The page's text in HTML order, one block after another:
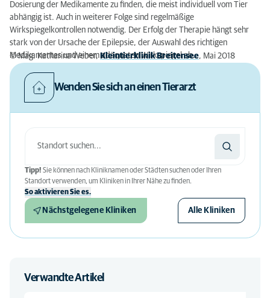
Dosierung der Medikamente zu finden, die meist individuell vom Tier
abhängig ist. Auch in weiterer Folge sind regelmäßige
Wirkspiegelkontrollen notwendig. Der Erfolg der Therapie hängt sehr
stark von der Ursache der Epilepsie, der Auswahl des richtigen
Medikamentes und einem adäquaten Wirkspiegel ab.
© Mag. Katharina Weber, Kleintierklinik Breitensee, Mai 2018
Wenden Sie sich an einen Tierarzt
Tipp! Sie können nach Kliniknamen oder Städten suchen oder Ihren
Standort verwenden, um Kliniken in Ihrer Nähe zu finden.
So aktivieren Sie es.
Nächstgelegene Kliniken Alle Kliniken
Verwandte Artikel